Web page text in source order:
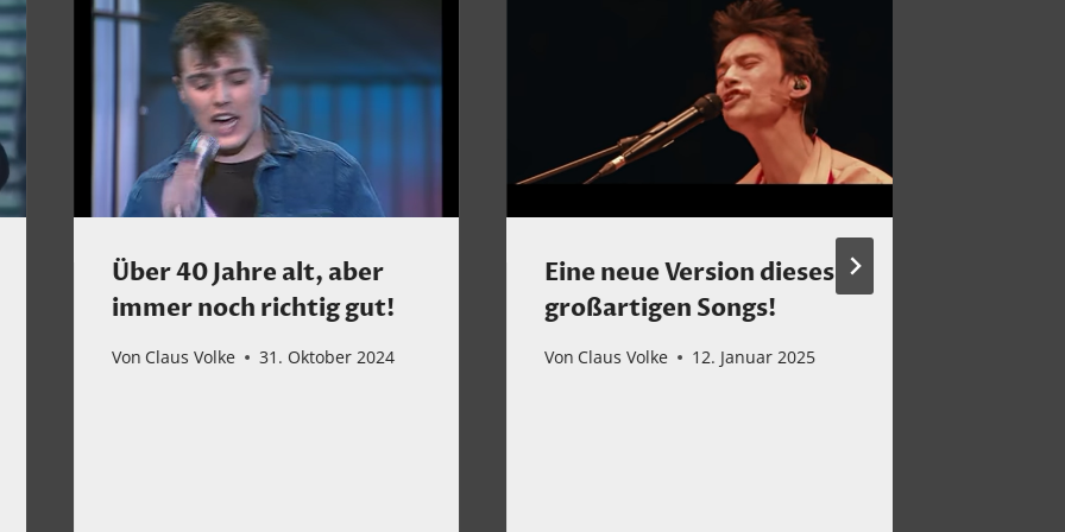
Über 40 Jahre alt, aber
immer noch richtig gut!
Von Claus Volke 31. Oktober 2024
Eine neue Version dieses
großartigen Songs!
Von Claus Volke 12. Januar 2025